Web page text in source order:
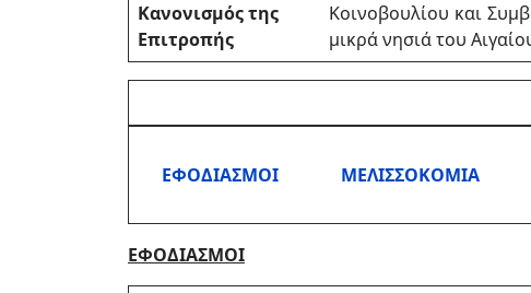
Κανονισμός της
Επιτροπής
Κοινοβουλίου και
μικρά νησιά του
ΕΦΟΔΙΑΣΜΟΙ ΜΕΛΙΣΣΟΚΟΜΙΑ
ΕΦΟΔΙΑΣΜΟΙ